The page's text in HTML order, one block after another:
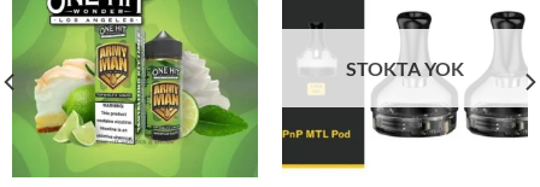
wishlist
STOKTA YOK